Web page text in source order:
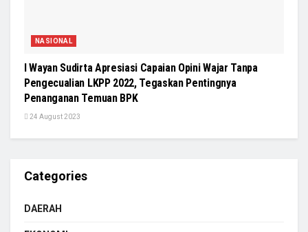
NASIONAL
I Wayan Sudirta Apresiasi Capaian Opini Wajar Tanpa
Pengecualian LKPP 2022, Tegaskan Pentingnya
Penanganan Temuan BPK
24 August 2023
Categories
DAERAH